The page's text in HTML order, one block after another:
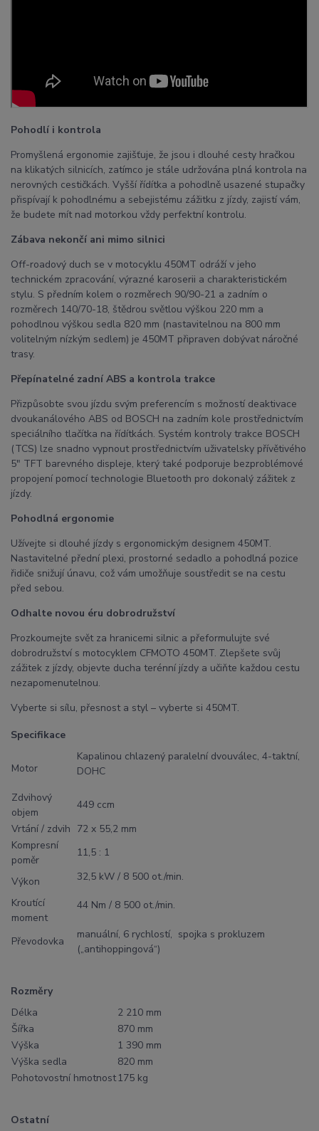
Pohodlí i kontrola
Promyšlená ergonomie zajišťuje, že jsou i dlouhé cesty hračkou
na klikatých silnicích, zatímco je stále udržována plná kontrola na
nerovných cestičkách. Vyšší řídítka a pohodlně usazené stupačky
přispívají k pohodlnému a sebejistému zážitku z jízdy, zajistí vám,
že budete mít nad motorkou vždy perfektní kontrolu.
Zábava nekončí ani mimo silnici
Off-roadový duch se v motocyklu 450MT odráží v jeho
technickém zpracování, výrazné karoserii a charakteristickém
stylu. S předním kolem o rozměrech 90/90-21 a zadním o
rozměrech 140/70-18, štědrou světlou výškou 220 mm a
pohodlnou výškou sedla 820 mm (nastavitelnou na 800 mm
volitelným nízkým sedlem) je 450MT připraven dobývat náročné
trasy.
Přepínatelné zadní ABS a kontrola trakce
Přizpůsobte svou jízdu svým preferencím s možností deaktivace
dvoukanálového ABS od BOSCH na zadním kole prostřednictvím
speciálního tlačítka na řídítkách. Systém kontroly trakce BOSCH
(TCS) lze snadno vypnout prostřednictvím uživatelsky přívětivého
5" TFT barevného displeje, který také podporuje bezproblémové
propojení pomocí technologie Bluetooth pro dokonalý zážitek z
jízdy.
Pohodlná ergonomie
Užívejte si dlouhé jízdy s ergonomickým designem 450MT.
Nastavitelné přední plexi, prostorné sedadlo a pohodlná pozice
řidiče snižují únavu, což vám umožňuje soustředit se na cestu
před sebou.
Odhalte novou éru dobrodružství
Prozkoumejte svět za hranicemi silnic a přeformulujte své
dobrodružství s motocyklem CFMOTO 450MT. Zlepšete svůj
zážitek z jízdy, objevte ducha terénní jízdy a učiňte každou cestu
nezapomenutelnou.
Vyberte si sílu, přesnost a styl – vyberte si 450MT.
Specifikace
Motor
Kapalinou chlazený paralelní dvouválec, 4-taktní,
DOHC
Zdvihový
objem
449 ccm
Vrtání / zdvih 72 x 55,2 mm
Kompresní
poměr
11,5 : 1
Výkon
32,5 kW / 8 500 ot./min.
Kroutící
moment
44 Nm / 8 500 ot./min.
Převodovka
manuální, 6 rychlostí, spojka s prokluzem
(„antihoppingová“)
Rozměry
Délka
2 210 mm
Šířka
870 mm
Výška
1 390 mm
Výška sedla
820 mm
Pohotovostní hmotnost175 kg
Ostatní